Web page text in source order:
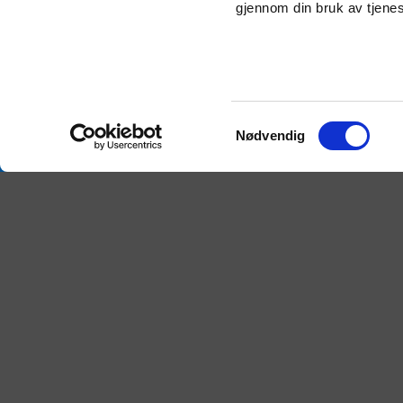
gjennom din bruk av
Samtykkevalg
Nødvendig
Ponnitrav